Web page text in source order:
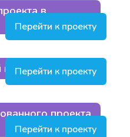
в
Перейти к проекту
Перейти к проекту
проекта
Перейти к проекту